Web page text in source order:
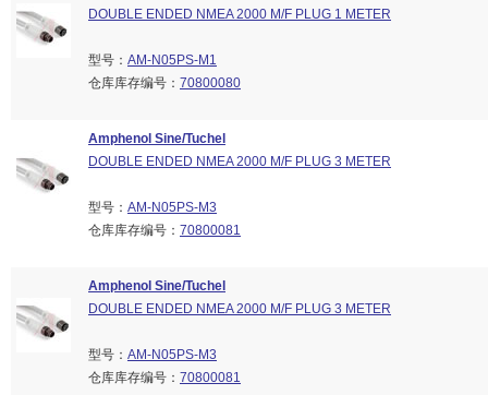
DOUBLE ENDED NMEA 2000 M/F PLUG 1 METER
型号： AM-N05PS-M1
仓库库存编号： 70800080
Amphenol Sine/Tuchel
DOUBLE ENDED NMEA 2000 M/F PLUG 3 METER
型号： AM-N05PS-M3
仓库库存编号： 70800081
Amphenol Sine/Tuchel
DOUBLE ENDED NMEA 2000 M/F PLUG 3 METER
型号： AM-N05PS-M3
仓库库存编号： 70800081